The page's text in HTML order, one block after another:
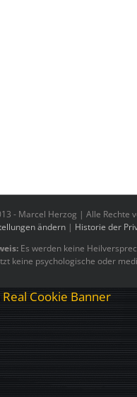
- Marcel Herzog | Alle Rechte
ändern | Historie der
Es werden keine
keine psychologische oder
Cookie Banner